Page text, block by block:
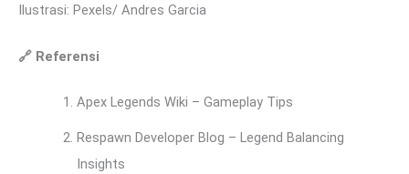
Ilustrasi: Pexels/ Andres Garcia
🔗 Referensi
Apex Legends Wiki – Gameplay Tips
Respawn Developer Blog – Legend Balancing
Insights